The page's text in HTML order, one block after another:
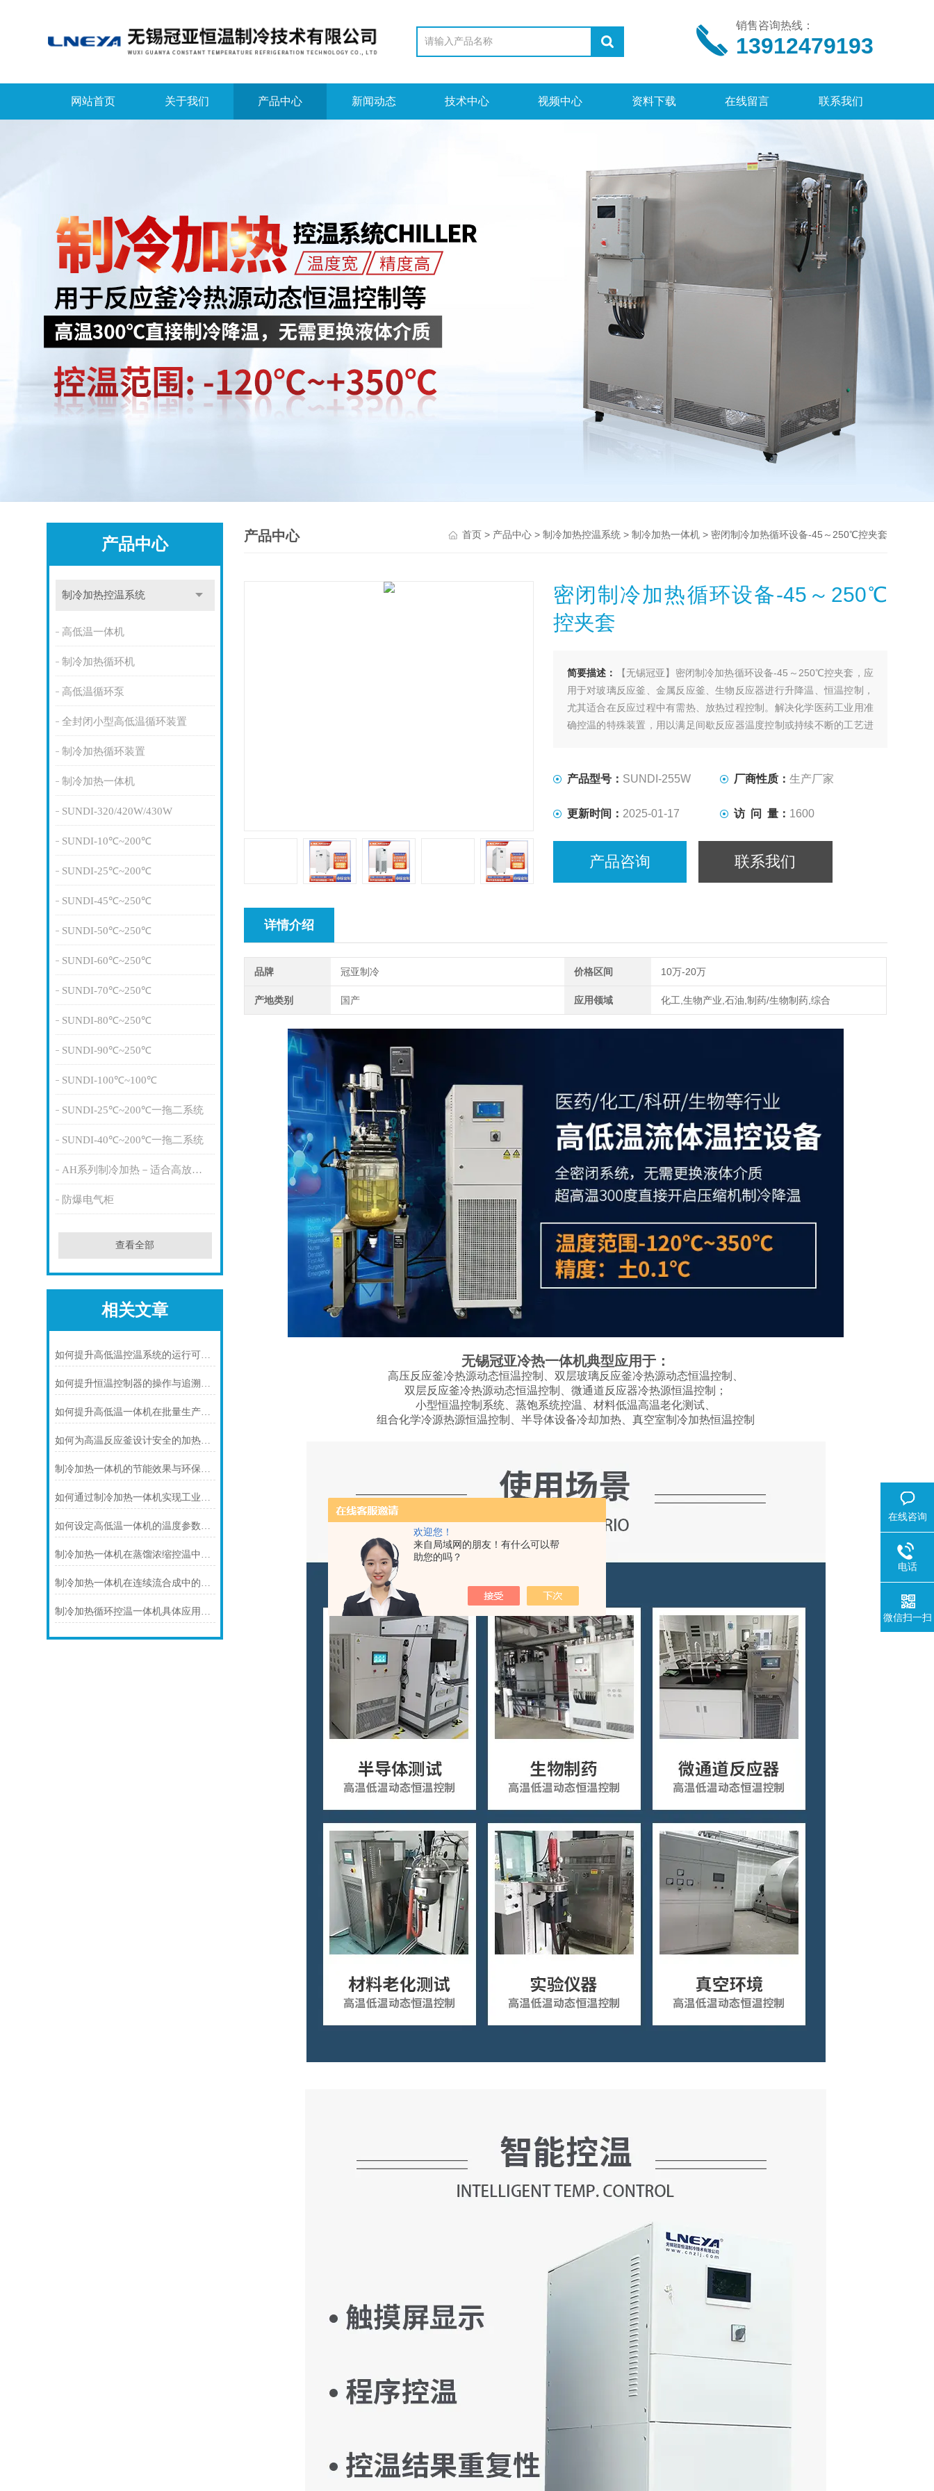
欢迎您！
来自局域网的朋友！有什么可以帮
助您的吗？
销售咨询热线：
13912479193
网站首页 关于我们 产品中心 新闻动态 技术中心 视频中心 资料下载 在线留言 联系我们
产品中心
制冷加热控温系统
高低温一体机
制冷加热循环机
高低温循环泵
全封闭小型高低温循环装置
制冷加热循环装置
制冷加热一体机
SUNDI-320/420W/430W
SUNDI-10℃~200℃
SUNDI-25℃~200℃
SUNDI-45℃~250℃
SUNDI-50℃~250℃
SUNDI-60℃~250℃
SUNDI-70℃~250℃
SUNDI-80℃~250℃
SUNDI-90℃~250℃
SUNDI-100℃~100℃
SUNDI-25℃~200℃一拖二系统
SUNDI-40℃~200℃一拖二系统
AH系列制冷加热－适合高放热量
防爆电气柜
查看全部
相关文章
如何提升高低温控温系统的运行可靠性
如何提升恒温控制器的操作与追溯效率
如何提升高低温一体机在批量生产中的适配性
如何为高温反应釜设计安全的加热系统
制冷加热一体机的节能效果与环保优势概述
如何通过制冷加热一体机实现工业反应的准确温度控制
如何设定高低温一体机的温度参数以提升准确性
制冷加热一体机在蒸馏浓缩控温中的核心应用
制冷加热一体机在连续流合成中的连续化控温应用
制冷加热循环控温一体机具体应用场景及技术解析
产品中心 首页> 产品中心> 制冷加热控温系统> 制冷加热一体机> 密闭制冷加热循环设备-45～250℃控夹套
密闭制冷加热循环设备-45～250℃
控夹套
简要描述：
【无锡冠亚】密闭制冷加热循环设备-45～250℃控夹套，应
用于对玻璃反应釜、金属反应釜、生物反应器进行升降温、恒温控制，
尤其适合在反应过程中有需热、放热过程控制。解决化学医药工业用准
确控温的特殊装置，用以满足间歇反应器温度控制或持续不断的工艺进
产品型号： SUNDI-255W 厂商性质：生产厂家
更新时间： 2025-01-17 访 问 量： 1600
产品咨询 联系我们
详情介绍
品牌 冠亚制冷 价格区间 10万-20万
产地类别 国产 应用领域 化工,生物产业,石油,制药/生物制药,综合
无锡冠亚冷热一体机典型应用于：
高压反应釜冷热源动态恒温控制、双层玻璃反应釜冷热源动态恒温控制、
双层反应釜冷热源动态恒温控制、微通道反应器冷热源恒温控制；
小型恒温控制系统、蒸饱系统控温、材料低温高温老化测试、
组合化学冷源热源恒温控制、半导体设备冷却加热、真空室制冷加热恒温控制
在线咨询
电话
微信扫一扫